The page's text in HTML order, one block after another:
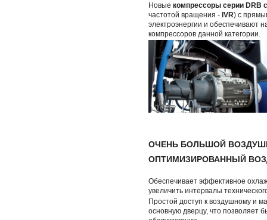
Новые компрессоры серии DRB
частотой вращения - IVR) с
электроэнергии и обеспечивают
компрессоров данной категории.
ОЧЕНЬ БОЛЬШОЙ
ОПТИМИЗИРОВАННЫЙ
Обеспечивает эффективное
увеличить интервалы
Простой доступ к воздушному и
основную дверцу, что позволяет